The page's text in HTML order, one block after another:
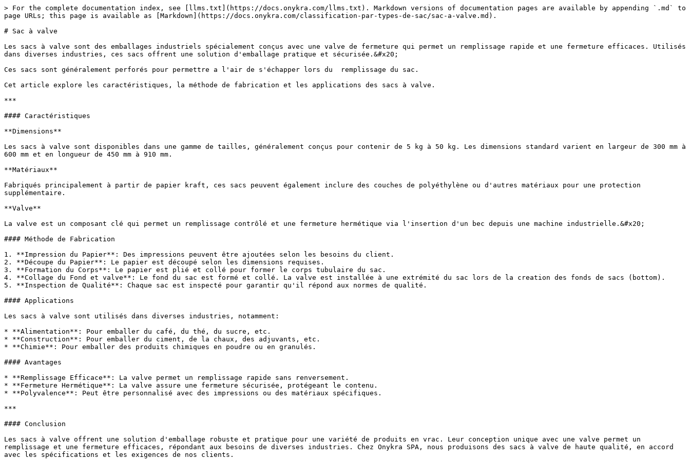
> For the complete documentation index, see [llms.txt](https://docs.onykra.com/llms.txt). Markdown versions of documentation pages are available by appending `.md` to
page URLs; this page is available as [Markdown](https://docs.onykra.com/classification-par-types-de-sac/sac-a-valve.md).
# Sac à valve
Les sacs à valve sont des emballages industriels spécialement conçus avec une valve de fermeture qui permet un remplissage rapide et une fermeture efficaces. Utilisés
dans diverses industries, ces sacs offrent une solution d'emballage pratique et sécurisée.&#x20;
Ces sacs sont généralement perforés pour permettre a l'air de s'échapper lors du  remplissage du sac.
Cet article explore les caractéristiques, la méthode de fabrication et les applications des sacs à valve.
***
#### Caractéristiques
**Dimensions**
Les sacs à valve sont disponibles dans une gamme de tailles, généralement conçus pour contenir de 5 kg à 50 kg. Les dimensions standard varient en largeur de 300 mm à
600 mm et en longueur de 450 mm à 910 mm.
**Matériaux**
Fabriqués principalement à partir de papier kraft, ces sacs peuvent également inclure des couches de polyéthylène ou d'autres matériaux pour une protection
supplémentaire.
**Valve**
La valve est un composant clé qui permet un remplissage contrôlé et une fermeture hermétique via l'insertion d'un bec depuis une machine industrielle.&#x20;
#### Méthode de Fabrication
1. **Impression du Papier**: Des impressions peuvent être ajoutées selon les besoins du client.
2. **Découpe du Papier**: Le papier est découpé selon les dimensions requises.
3. **Formation du Corps**: Le papier est plié et collé pour former le corps tubulaire du sac.
4. **Collage du Fond et valve**: Le fond du sac est formé et collé. La valve est installée à une extrémité du sac lors de la creation des fonds de sacs (bottom).
5. **Inspection de Qualité**: Chaque sac est inspecté pour garantir qu'il répond aux normes de qualité.
#### Applications
Les sacs à valve sont utilisés dans diverses industries, notamment:
* **Alimentation**: Pour emballer du café, du thé, du sucre, etc.
* **Construction**: Pour emballer du ciment, de la chaux, des adjuvants, etc.
* **Chimie**: Pour emballer des produits chimiques en poudre ou en granulés.
#### Avantages
* **Remplissage Efficace**: La valve permet un remplissage rapide sans renversement.
* **Fermeture Hermétique**: La valve assure une fermeture sécurisée, protégeant le contenu.
* **Polyvalence**: Peut être personnalisé avec des impressions ou des matériaux spécifiques.
***
#### Conclusion
Les sacs à valve offrent une solution d'emballage robuste et pratique pour une variété de produits en vrac. Leur conception unique avec une valve permet un
remplissage et une fermeture efficaces, répondant aux besoins de diverses industries. Chez Onykra SPA, nous produisons des sacs à valve de haute qualité, en accord
avec les spécifications et les exigences de nos clients.